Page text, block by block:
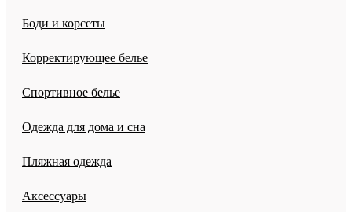
Боди и корсеты
Корректирующее белье
Спортивное белье
Одежда для дома и сна
Пляжная одежда
Аксессуары